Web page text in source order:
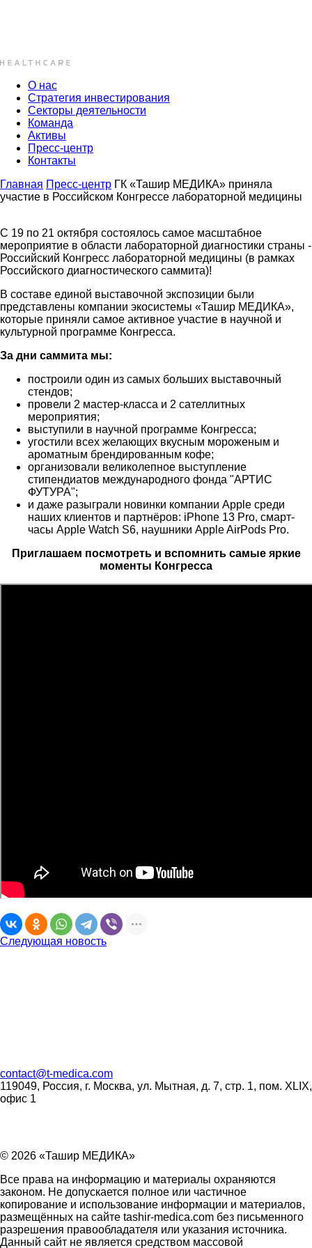
О нас
Стратегия инвестирования
Секторы деятельности
Команда
Активы
Пресс-центр
Контакты
Главная Пресс-центр ГК «Ташир МЕДИКА» приняла
участие в Российском Конгрессе лабораторной медицины
С 19 по 21 октября состоялось самое масштабное
мероприятие в области лабораторной диагностики страны -
Российский Конгресс лабораторной медицины (в рамках
Российского диагностического саммита)!
В составе единой выставочной экспозиции были
представлены компании экосистемы «Ташир МЕДИКА»,
которые приняли самое активное участие в научной и
культурной программе Конгресса.
За дни саммита мы:
построили один из самых больших выставочный
стендов;
провели 2 мастер-класса и 2 сателлитных
мероприятия;
выступили в научной программе Конгресса;
угостили всех желающих вкусным мороженым и
ароматным брендированным кофе;
организовали великолепное выступление
стипендиатов международного фонда "АРТИС
ФУТУРА";
и даже разыграли новинки компании Apple среди
наших клиентов и партнёров: iPhone 13 Pro, смарт-
часы Apple Watch S6, наушники Apple AirPods Pro.
Приглашаем посмотреть и вспомнить самые яркие
моменты Конгресса
Следующая новость
contact@t-medica.com
119049, Россия, г. Москва, ул. Мытная, д. 7, стр. 1, пом. XLIX,
офис 1
© 2026 «Ташир МЕДИКА»
Все права на информацию и материалы охраняются
законом. Не допускается полное или частичное
копирование и использование информации и материалов,
размещённых на сайте tashir-medica.com без письменного
разрешения правообладателя или указания источника.
Данный сайт не является средством массовой